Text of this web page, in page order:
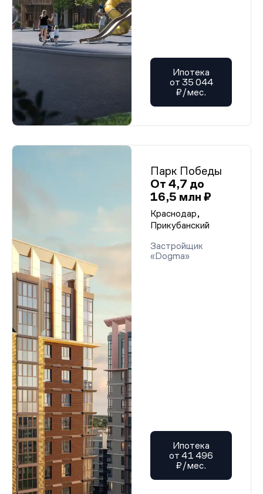
Ипотека
от 35 044
₽/мес.
Парк Победы
От 4,7 до
16,5 млн ₽
Краснодар,
Прикубанский
Застройщик
«Dogma»
Ипотека
от 41 496
₽/мес.